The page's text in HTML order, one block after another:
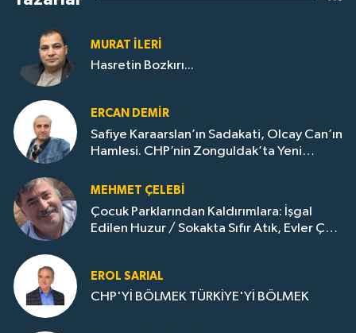
MURAT İLERI
Hasretin Bozkırı...
ERCAN DEMIR
Safiye Karaarslan’ın Sadakati, Olcay Can’ın
Hamlesi. CHP’nin Zonguldak’ta Yeni
MEHMET ÇELEBI
Çocuk Parklarından Kaldırımlara: İşgal
Edilen Huzur / Sokakta Sıfır Atık, Evler Çöp
EROL SARIAL
CHP'Yİ BÖLMEK TÜRKİYE'Yİ BÖLMEK